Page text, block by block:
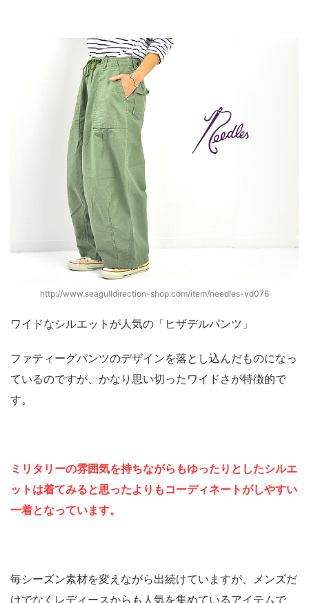
http://www.seagulldirection-shop.com/item/needles-vd076
ワイドなシルエットが人気の「ヒザデルパンツ」
ファティーグパンツのデザインを落とし込んだものになっ
ているのですが、かなり思い切ったワイドさが特徴的で
す。
ミリタリーの雰囲気を持ちながらもゆったりとしたシルエ
ットは着てみると思ったよりもコーディネートがしやすい
一着となっています。
毎シーズン素材を変えながら出続けていますが、メンズだ
けでなくレディースからも人気を集めているアイテムで